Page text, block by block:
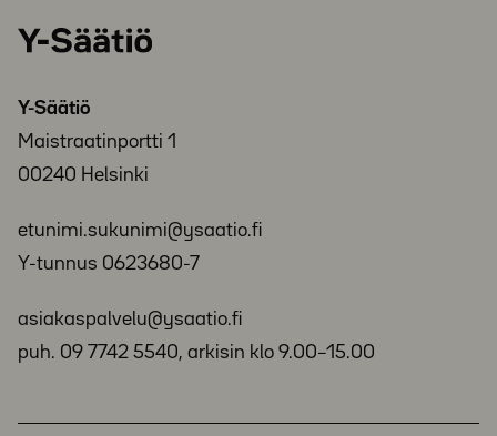
Y-
Y-Säätiö
Maistraatinportti 1
00240 Helsinki
etunimi.sukunimi@ysaatio.fi
Y-tunnus 0623680-7
asiakaspalvelu@ysaatio.fi
puh. 09 7742 5540, arkisin klo 9.00–15.00